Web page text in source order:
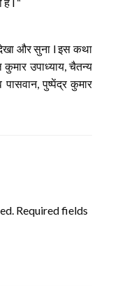
और सुना l इस कथा
उपाध्याय, चैतन्य
पुष्पेंद्र कुमार
Required fields